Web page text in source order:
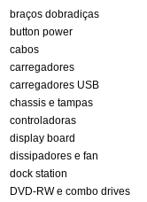
braços dobradiças
button power
cabos
carregadores
carregadores USB
chassis e tampas
controladoras
display board
dissipadores e fan
dock station
DVD-RW e combo drives